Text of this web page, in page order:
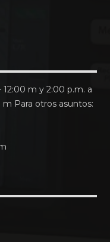
12:00 m y 2:00 p.m. a
Para otros asuntos: